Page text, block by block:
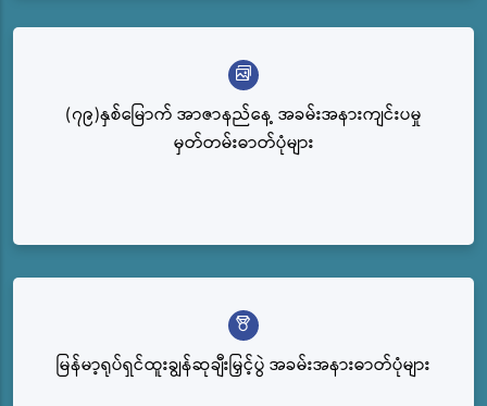
(၇၉)နှစ်မြောက် အာဇာနည်နေ့ အခမ်းအနားကျင်းပမှု
မှတ်တမ်းဓာတ်ပုံများ
မြန်မာ့ရုပ်ရှင်ထူးချွန်ဆုချီးမြှင့်ပွဲ အခမ်းအနားဓာတ်ပုံများ